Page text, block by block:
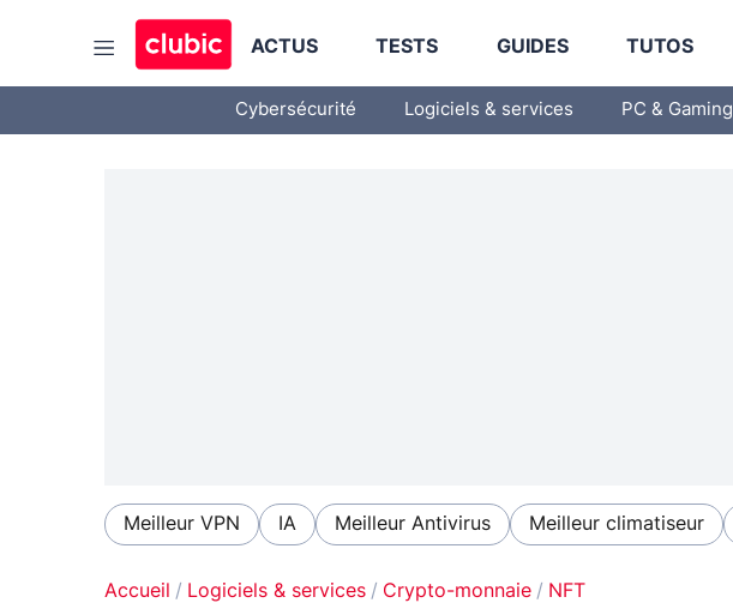
ACTUS TESTS GUIDES TUTOS
Cybersécurité Logiciels & services PC & Gaming
Meilleur VPN IA Meilleur Antivirus Meilleur climatiseur
Accueil Logiciels & services Crypto-monnaie NFT